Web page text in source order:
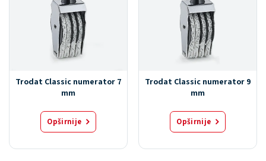
Trodat Classic numerator 7
mm
Opširnije
Trodat Classic numerator 9
mm
Opširnije